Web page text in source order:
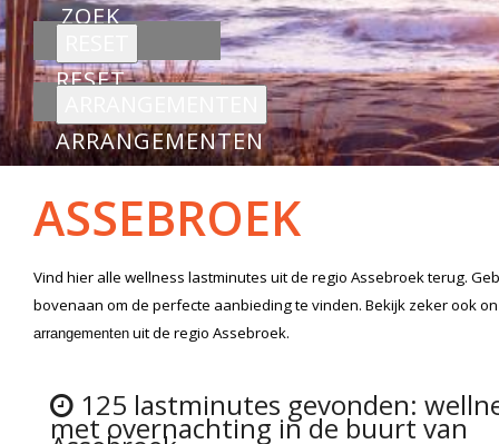
ZOEK
RESET
ARRANGEMENTEN
ASSEBROEK
Vind hier alle wellness lastminutes uit de regio Assebroekterug.
bovenaan om de perfecte aanbieding te vinden. Bekijk zeker ook
arrangementen uit de regio Assebroek.
125 lastminutes gevonden:
met overnachting in de buurt van